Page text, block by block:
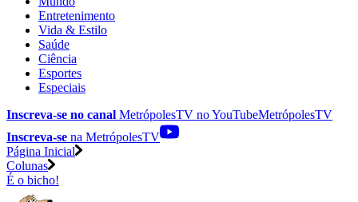
Entretenimento
Vida & Estilo
Saúde
Ciência
Esportes
Especiais
Inscreva-se no canal MetrópolesTV noYouTubeMetrópolesTV
Inscreva-se na MetrópolesTV
Página Inicial
Colunas
É o bicho!